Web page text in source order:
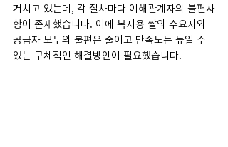
거치고 있는데, 각 절차마다 이해관계자의 불편사
항이 존재했습니다. 이에 복지용 쌀의 수요자와
공급자 모두의 불편은 줄이고 만족도는 높일 수
있는 구체적인 해결방안이 필요했습니다.